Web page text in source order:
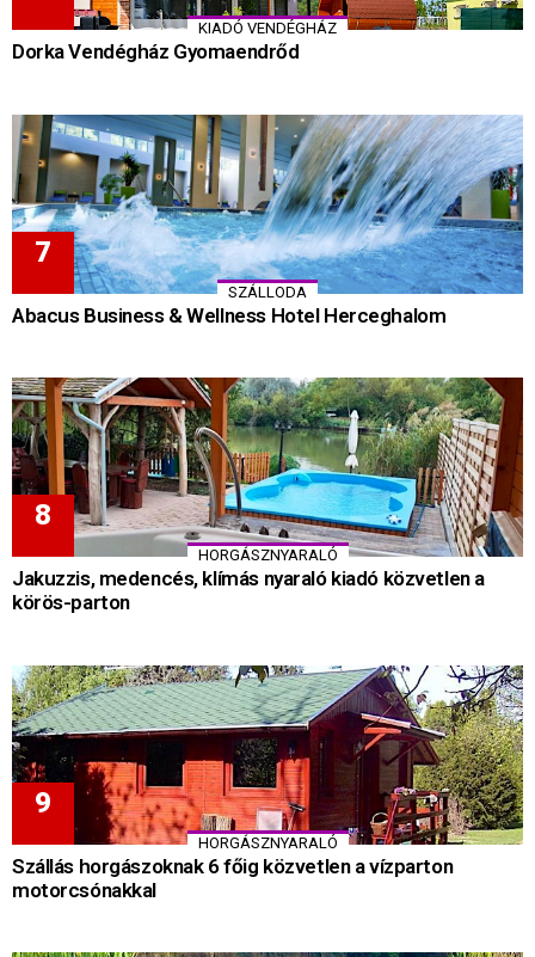
KIADÓ VENDÉGHÁZ
Dorka Vendégház Gyomaendrőd
SZÁLLODA
Abacus Business & Wellness Hotel Herceghalom
HORGÁSZNYARALÓ
Jakuzzis, medencés, klímás nyaraló kiadó közvetlen a
körös-parton
HORGÁSZNYARALÓ
Szállás horgászoknak 6 főig közvetlen a vízparton
motorcsónakkal